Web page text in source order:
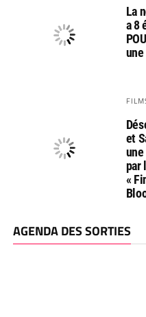
La
a 8
et
par
«
AGENDA DES SORTIES